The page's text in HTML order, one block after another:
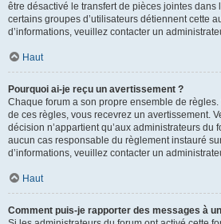
être désactivé le transfert de pièces jointes dans
certains groupes d’utilisateurs détiennent cette
d’informations, veuillez contacter un
Haut
Pourquoi ai-je reçu un avertissement ?
Chaque forum a son propre ensemble de
de ces règles, vous recevrez un avertissement.
décision n’appartient qu’aux administrateurs du
aucun cas responsable du règlement instauré
d’informations, veuillez contacter un
Haut
Comment puis-je rapporter des messages à